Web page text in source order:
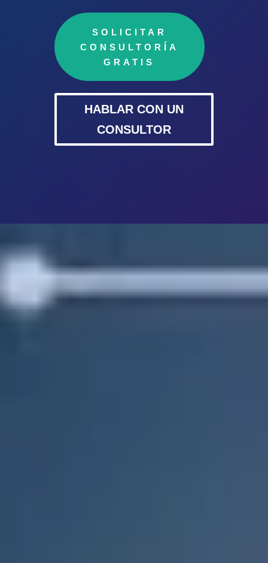
SOLICITAR
CONSULTORÍA
GRATIS
HABLAR CON UN
CONSULTOR